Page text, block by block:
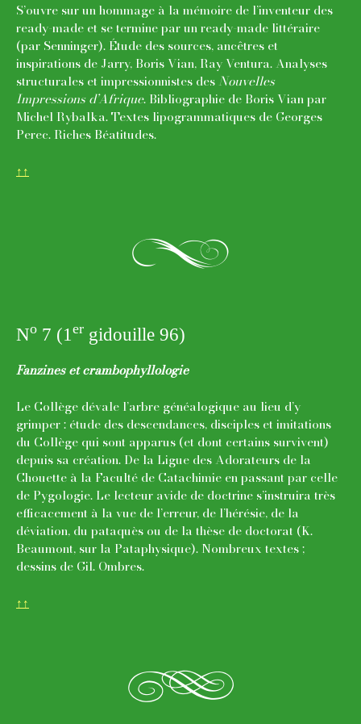
S’ouvre sur un hommage à la mémoire de l’inventeur des
ready-made et se termine par un ready-made littéraire
(par Senninger). Étude des sources, ancêtres et
inspirations de Jarry, Boris Vian, Ray Ventura. Analyses
structurales et impressionnistes desNouvelles
Impressions d’Afrique. Bibliographie de Boris Vian par
Michel Rybalka. Textes lipogrammatiques de Georges
Perec. Riches Béatitudes.
↑↑
k
No 7 (1 er gidouille 96)
Fanzines et crambophyllologie
Le Collège dévale l’arbre généalogique au lieu d’y
grimper : étude des descendances, disciples et imitations
du Collège qui sont apparus (et dont certains survivent)
depuis sa création. De la Ligue des Adorateurs de la
Chouette à la Faculté de Catachimie en passant par celle
de Pygologie. Le lecteur avide de doctrine s’instruira très
efficacement à la vue de l’erreur, de l’hérésie, de la
déviation, du pataquès ou de la thèse de doctorat (K.
Beaumont, sur la Pataphysique). Nombreux textes ;
dessins de Gil. Ombres.
↑↑
g